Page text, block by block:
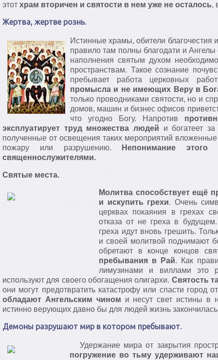
этот храм вторичен и святости в нем уже не осталось,
Жертва, жертве рознь.
Истинные храмы, обители благочестия
правило там полны благодати и
наполнения святым духом
пространствам. Такое сознание
пребывает работа церковных
промысла и не имеющих Веру в
только проводниками святости, но и
домов, машин и бизнес офисов
что угодно Богу. Напротив
эксплуатирует труд множества людей и богатеет
полученные от освещения таких мероприятий вложенные
пожару или разрушению.
Непонимание
священнослужителями.
Святые места.
Молитва способствует ещё
и искупить грехи. Очень
церквах покаяния в грехах
отказа от не греха в
греха идут вновь грешить.
и своей молитвой поднимают
обретают в конце концов
пребывания в Рай. Как
лимузинами и виллами это
используют для своего обогащения олигархи. Святость
они могут предотвратить катастрофу или спасти город
обладают Ангельским чином и несут свет истины
истинно верующих давно бы для людей жизнь
Демоны разрушают мир в котором пребывают.
Удержание мира от закрытия
погружение во тьму удерживают